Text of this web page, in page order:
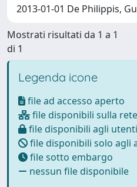
2013-01-01 De Philippis,
Mostrati risultati da 1 a 1
di 1
Legenda icone
file ad accesso aperto
file disponibili sulla
file disponibili agli
file disponibili solo agli
file sotto embargo
nessun file disponibile